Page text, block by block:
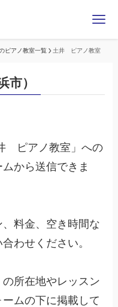
ピアノ教室一覧 土井 ピアノ教室
）
ピアノ教室」への
から送信できま
料金、空き時間な
わせください。
所在地やレッスン
ムの下に掲載して